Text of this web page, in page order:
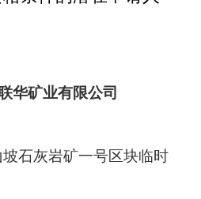
华矿业有限公司
石灰岩矿一号区块临时